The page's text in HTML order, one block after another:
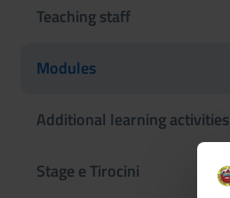
Teaching staff
Modules
Additional learning activities
Stage e Tirocini